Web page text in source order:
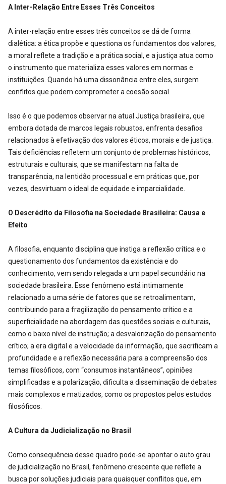
A Inter-Relação Entre Esses Três Conceitos
A inter-relação entre esses três conceitos se dá de forma
dialética: a ética propõe e questiona os fundamentos dos valores,
a moral reflete a tradição e a prática social, e a justiça atua como
o instrumento que materializa esses valores em normas e
instituições. Quando há uma dissonância entre eles, surgem
conflitos que podem comprometer a coesão social.
Isso é o que podemos observar na atual Justiça brasileira, que
embora dotada de marcos legais robustos, enfrenta desafios
relacionados à efetivação dos valores éticos, morais e de justiça.
Tais deficiências refletem um conjunto de problemas históricos,
estruturais e culturais, que se manifestam na falta de
transparência, na lentidão processual e em práticas que, por
vezes, desvirtuam o ideal de equidade e imparcialidade.
O Descrédito da Filosofia na Sociedade Brasileira: Causa e
Efeito
A filosofia, enquanto disciplina que instiga a reflexão crítica e o
questionamento dos fundamentos da existência e do
conhecimento, vem sendo relegada a um papel secundário na
sociedade brasileira. Esse fenômeno está intimamente
relacionado a uma série de fatores que se retroalimentam,
contribuindo para a fragilização do pensamento crítico e a
superficialidade na abordagem das questões sociais e culturais,
como o baixo nível de instrução; a desvalorização do pensamento
crítico; a era digital e a velocidade da informação, que sacrificam a
profundidade e a reflexão necessária para a compreensão dos
temas filosóficos, com “consumos instantâneos”, opiniões
simplificadas e a polarização, dificulta a disseminação de debates
mais complexos e matizados, como os propostos pelos estudos
filosóficos.
A Cultura da Judicialização no Brasil
Como consequência desse quadro pode-se apontar o auto grau
de judicialização no Brasil, fenômeno crescente que reflete a
busca por soluções judiciais para quaisquer conflitos que, em